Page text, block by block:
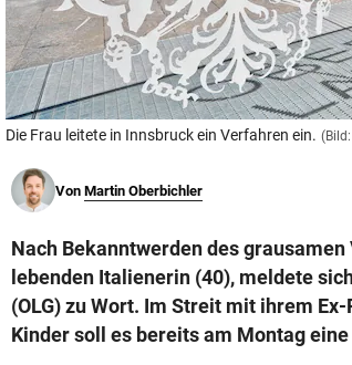
Die Frau leitete in Innsbruck ein Verfahren ein.
Von Martin Oberbichler
Nach Bekanntwerden des
lebenden Italienerin (40), meldete
(OLG) zu Wort. Im Streit mit ihrem
Kinder soll es bereits am Montag